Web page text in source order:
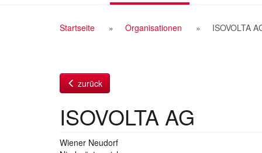
Breadcrumb
Startseite Organisationen ISOVOLTA
zurück
ISOVOLTA AG
Wiener Neudorf